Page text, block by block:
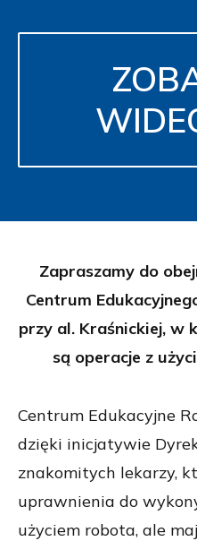
Zapraszamy do
Centrum
przy al. Kraśnickiej, w
są operacje z
Centrum Edukacyjne
dzięki inicjatywie
znakomitych lekarzy,
uprawnienia do
użyciem robota, ale